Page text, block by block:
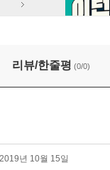
는 스펙을 뛰어넘는
리뷰/한줄평 (0/0)
2019년 10월 15일